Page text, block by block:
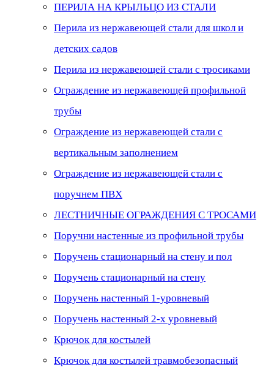
ПЕРИЛА НА КРЫЛЬЦО ИЗ СТАЛИ
Перила из нержавеющей стали для школ и
детских садов
Перила из нержавеющей стали с тросиками
Ограждение из нержавеющей профильной
трубы
Ограждение из нержавеющей стали с
вертикальным заполнением
Ограждение из нержавеющей стали с
поручнем ПВХ
ЛЕСТНИЧНЫЕ ОГРАЖДЕНИЯ С ТРОСАМИ
Поручни настенные из профильной трубы
Поручень стационарный на стену и пол
Поручень стационарный на стену
Поручень настенный 1-уровневый
Поручень настенный 2-х уровневый
Крючок для костылей
Крючок для костылей травмобезопасный